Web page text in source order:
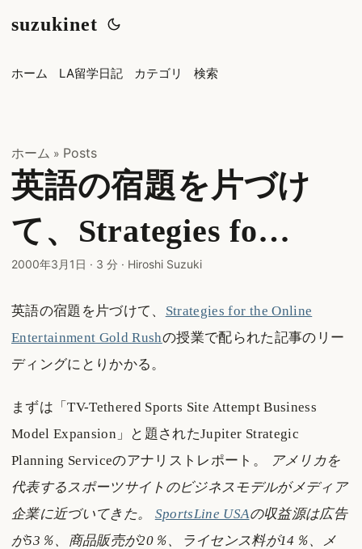
suzukinet
ホーム LA留学日記 カテゴリ 検索
ホーム » Posts
英語の宿題を片づけ
て、Strategies fo…
2000年3月1日 · 3 分 · Hiroshi Suzuki
英語の宿題を片づけて、 Strategies for the Online
Entertainment Gold Rushの授業で配られた記事のリー
ディングにとりかかる。
まずは「TV-Tethered Sports Site Attempt Business
Model Expansion」と題されたJupiter Strategic
Planning Serviceのアナリストレポート。
アメリカを
代表するスポーツサイトのビジネスモデルがメディア
企業に近づいてきた。 SportsLine USAの収益源は広告
が53％、商品販売が20％、ライセンス料が14％、メ